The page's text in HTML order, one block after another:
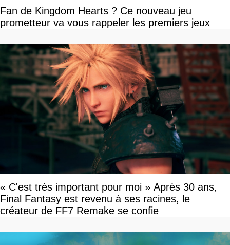
Fan de Kingdom Hearts ? Ce nouveau jeu
prometteur va vous rappeler les premiers jeux
« C'est très important pour moi » Après 30 ans,
Final Fantasy est revenu à ses racines, le
créateur de FF7 Remake se confie